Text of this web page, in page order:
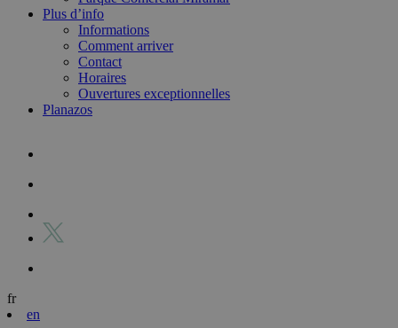
Plus d’info
Informations
Comment arriver
Contact
Horaires
Ouvertures exceptionnelles
Planazos
fr
en